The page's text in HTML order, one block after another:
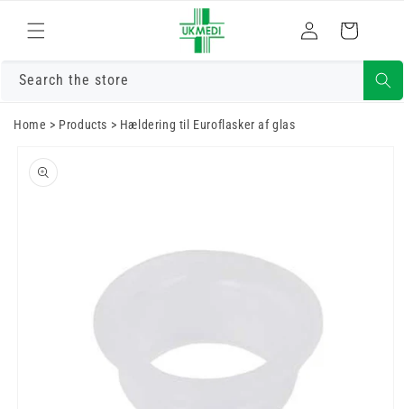
Gå til indhold
Log
ind
Indkøbskurv
Search the store
Home > Products > Hældering til Euroflasker af glas